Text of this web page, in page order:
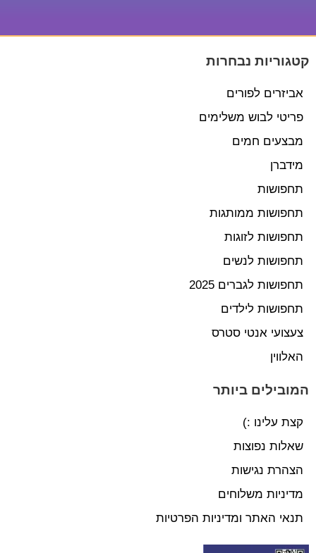
קטגוריות נבחרות
אביזרים לפורים
פריטי לבוש משלימים
מבצעים חמים
מידברן
תחפושות
תחפושות ממותגות
תחפושות לזוגות
תחפושות לנשים
תחפושות לגברים 2025
תחפושות לילדים
צעצועי אנטי סטרס
האלווין
המובילים ביותר
קצת עלינו :)
שאלות נפוצות
הצהרת נגישות
מדיניות משלוחים
תנאי האתר ומדיניות הפרטיות